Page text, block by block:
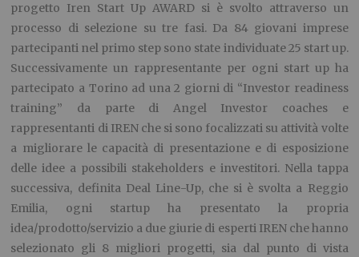
progetto Iren Start Up AWARD si è svolto attraverso un
processo di selezione su tre fasi. Da 84 giovani imprese
partecipanti nel primo step sono state individuate 25 start up.
Successivamente un rappresentante per ogni start up ha
partecipato a Torino ad una 2 giorni di “Investor readiness
training” da parte di Angel Investor coaches e
rappresentanti di IREN che si sono focalizzati su attività volte
a migliorare le capacità di presentazione e di esposizione
delle idee a possibili stakeholders e investitori. Nella tappa
successiva, definita Deal Line-Up, che si è svolta a Reggio
Emilia, ogni startup ha presentato la propria
idea/prodotto/servizio a due giurie di esperti IREN che hanno
selezionato gli 8 migliori progetti, sia dal punto di vista